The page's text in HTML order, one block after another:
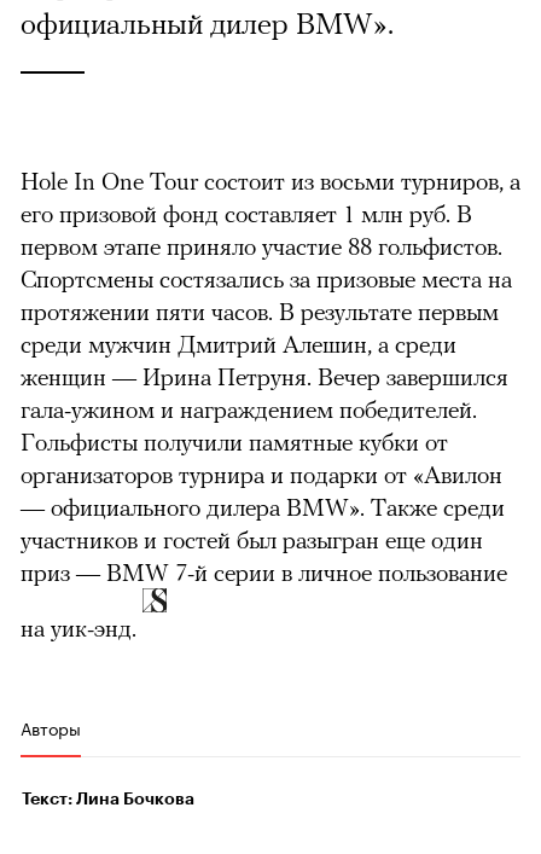
официальный дилер BMW».
Hole In One Tour состоит из восьми турниров, а
его призовой фонд составляет 1 млн руб. В
первом этапе приняло участие 88 гольфистов.
Спортсмены состязались за призовые места на
протяжении пяти часов. В результате первым
среди мужчин Дмитрий Алешин, а среди
женщин — Ирина Петруня. Вечер завершился
гала-ужином и награждением победителей.
Гольфисты получили памятные кубки от
организаторов турнира и подарки от «Авилон
— официального дилера BMW». Также среди
участников и гостей был разыгран еще один
приз — BMW 7-й серии в личное пользование
на уик-энд.
Авторы
Текст: Лина Бочкова